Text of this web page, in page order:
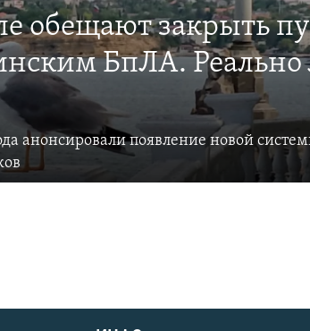
обещают закрыть
БпЛА. Реально
анонсировали появление новой